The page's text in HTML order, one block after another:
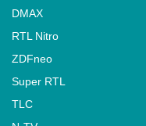
DMAX
RTL Nitro
ZDFneo
Super RTL
TLC